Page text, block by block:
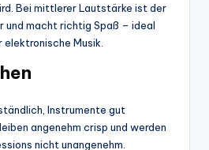
Bei mittlerer Lautstärke ist der
und macht richtig Spaß – ideal
Musik.
Instrumente gut
angenehm crisp und werden
nicht unangenehm.